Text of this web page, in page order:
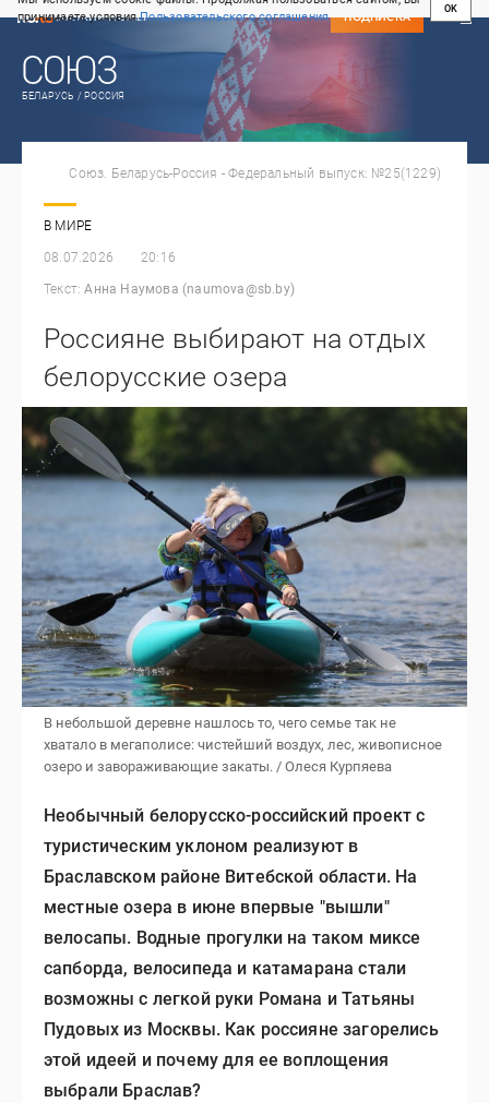
принимаете условияПользовательского соглашения
OK
СВЕЖИЙ НОМЕР
ПОДПИСКА
БЕЛАРУСЬ / РОССИЯ
В МИРЕ
08.07.2026 20:16
Текст: Анна Наумова (naumova@sb.by)
Союз. Беларусь-Россия - Федеральный выпуск: №25(1229)
Россияне выбирают на отдых
белорусские озера
В небольшой деревне нашлось то, чего семье так не
хватало в мегаполисе: чистейший воздух, лес, живописное
озеро и завораживающие закаты. / Олеся Курпяева
Необычный белорусско-российский проект с
туристическим уклоном реализуют в
Браславском районе Витебской области. На
местные озера в июне впервые "вышли"
велосапы. Водные прогулки на таком миксе
сапборда, велосипеда и катамарана стали
возможны с легкой руки Романа и Татьяны
Пудовых из Москвы. Как россияне загорелись
этой идеей и почему для ее воплощения
выбрали Браслав?